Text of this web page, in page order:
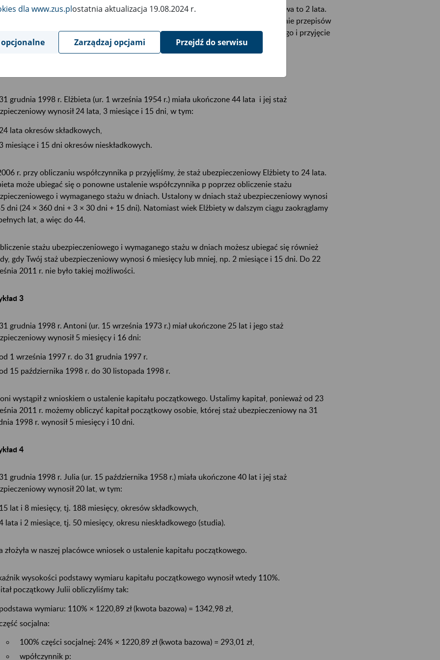
r. przy obliczaniu współczynnika p przyjęliśmy, że staż ubezpieczeniowy Wacława to 2 lata.
(zgodnie z obowiązującymi wtedy przepisami) 5 miesięcy i 10 dni. Po zmianie przepisów
może wystąpić do nas z wnioskiem o ponowne obliczenie kapitału początkowego i przyjęcie
współczynnika p również 5 miesięcy i 10 dni.
grudnia 1998 r. Elżbieta (ur. 1 września 1954 r.) miała ukończone 44 lata i jej staż
wynosił 24 lata, 3 miesiące i 15 dni, w tym:
lata okresów składkowych,
miesiące i 15 dni okresów nieskładkowych.
r. przy obliczaniu współczynnika p przyjęliśmy, że staż ubezpieczeniowy Elżbiety to 24 lata.
może ubiegać się o ponowne ustalenie współczynnika p poprzez obliczenie stażu
i wymaganego stażu w dniach. Ustalony w dniach staż ubezpieczeniowy wynosi
dni (24 × 360 dni + 3 × 30 dni + 15 dni). Natomiast wiek Elżbiety w dalszym ciągu zaokrąglamy
lat, a więc do 44.
stażu ubezpieczeniowego i wymaganego stażu w dniach możesz ubiegać się również
gdy Twój staż ubezpieczeniowy wynosi 6 miesięcy lub mniej, np. 2 miesiące i 15 dni. Do 22
2011 r. nie było takiej możliwości.
3
grudnia 1998 r. Antoni (ur. 15 września 1973 r.) miał ukończone 25 lat i jego staż
wynosił 5 miesięcy i 16 dni:
1 września 1997 r. do 31 grudnia 1997 r.
15 października 1998 r. do 30 listopada 1998 r.
wystąpił z wnioskiem o ustalenie kapitału początkowego. Ustalimy kapitał, ponieważ od 23
2011 r. możemy obliczyć kapitał początkowy osobie, której staż ubezpieczeniowy na 31
1998 r. wynosił 5 miesięcy i 10 dni.
4
grudnia 1998 r. Julia (ur. 15 października 1958 r.) miała ukończone 40 lat i jej staż
wynosił 20 lat, w tym:
lat i 8 miesięcy, tj. 188 miesięcy, okresów składkowych,
lata i 2 miesiące, tj. 50 miesięcy, okresu nieskładkowego (studia).
złożyła w naszej placówce wniosek o ustalenie kapitału początkowego.
wysokości podstawy wymiaru kapitału początkowego wynosił wtedy 110%.
początkowy Julii obliczyliśmy tak:
wymiaru: 110% × 1220,89 zł (kwota bazowa) = 1342,98 zł,
socjalna:
100% części socjalnej: 24% × 1220,89 zł (kwota bazowa) = 293,01 zł,
wpółczynnik p:
dla www.zus.plostatnia aktualizacja 19.08.2024 r.
Zarządzaj opcjami Przejdź do serwisu